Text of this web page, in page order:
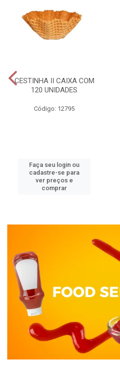
CESTINHA II CAIXA COM
120 UNIDADES
Código: 12795
Faça seu login ou
cadastre-se para
ver preços e
comprar